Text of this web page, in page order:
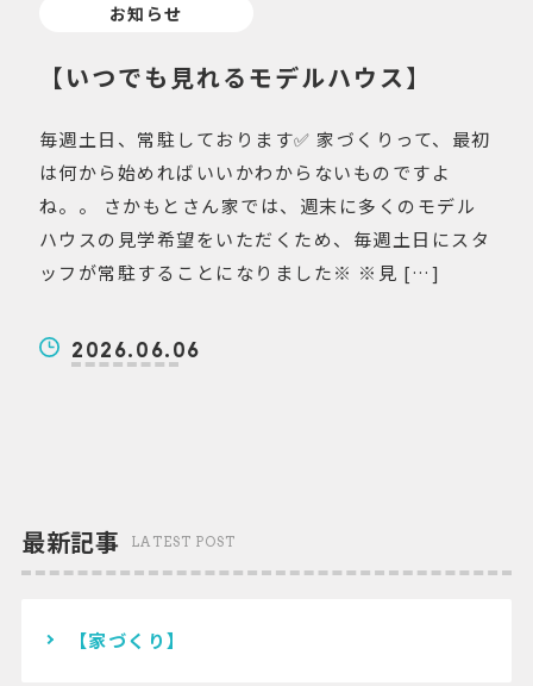
お知らせ
【いつでも見れるモデルハウス】
毎週土日、常駐しております✅ 家づくりって、最初
は何から始めればいいかわからないものですよ
ね。。 さかもとさん家では、週末に多くのモデル
ハウスの見学希望をいただくため、毎週土日にスタ
ッフが常駐することになりました※ ※見 […]
2026.06.06
最新記事 LATEST POST
【家づくり】